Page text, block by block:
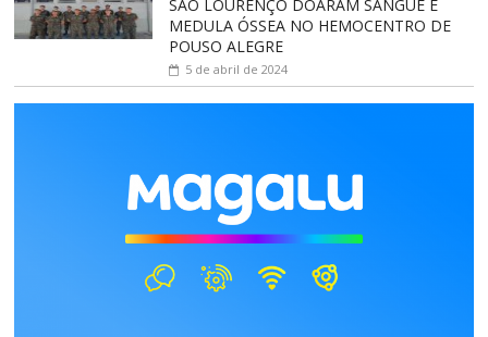
SÃO LOURENÇO DOARAM SANGUE E
MEDULA ÓSSEA NO HEMOCENTRO DE
POUSO ALEGRE
5 de abril de 2024